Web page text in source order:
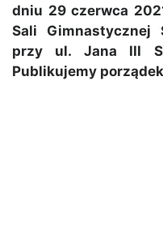
dniu 29 czerwca
Sali Gimnastycznej
przy ul. Jana III
Publikujemy